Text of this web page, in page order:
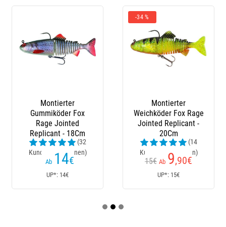
Montierter
Gummiköder Fox
Rage Jointed
Replicant - 18Cm
(32
Kundenrezensionen)
Ab 14€
UP*: 14€
-34 %
Montierter
Weichköder Fox Rage
Jointed Replicant -
20Cm
(14
Kundenrezensionen)
15€ Ab 9,90€
UP*: 15€